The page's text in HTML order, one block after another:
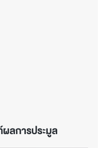
ผลการประมูล